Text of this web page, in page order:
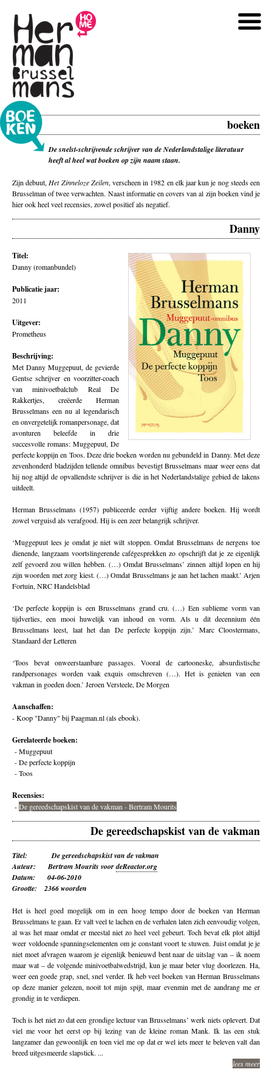
boeken
De snelst-schrijvende schrijver van de Nederlandstalige literatuur
heeft al heel wat boeken op zijn naam staan.
Zijn debuut, Het Zinneloze Zeilen, verscheen in 1982 en elk jaar kun je nog steeds een
Brusselman of twee verwachten. Naast informatie en covers van al zijn boeken vind je
hier ook heel veel recensies, zowel positief als negatief.
Danny
Titel:
Danny (romanbundel)
Publicatie jaar:
2011
Uitgever:
Prometheus
Beschrijving:
Met Danny Muggepuut, de gevierde
Gentse schrijver en voorzitter-coach
van minivoetbalclub Real De
Rakkertjes, creëerde Herman
Brusselmans een nu al legendarisch
en onvergetelijk romanpersonage, dat
avonturen beleefde in drie
succesvolle romans: Muggepuut, De
perfecte koppijn en Toos. Deze drie boeken worden nu gebundeld in Danny. Met deze
zevenhonderd bladzijden tellende omnibus bevestigt Brusselmans maar weer eens dat
hij nog altijd de opvallendste schrijver is die in het Nederlandstalige gebied de lakens
uitdeelt.
Herman Brusselmans (1957) publiceerde eerder vijftig andere boeken. Hij wordt
zowel verguisd als verafgood. Hij is een zeer belangrijk schrijver.
‘Muggepuut lees je omdat je niet wilt stoppen. Omdat Brusselmans de nergens toe
dienende, langzaam voortslingerende cafégesprekken zo opschrijft dat je ze eigenlijk
zelf gevoerd zou willen hebben. (…) Omdat Brusselmans’ zinnen altijd lopen en hij
zijn woorden met zorg kiest. (…) Omdat Brusselmans je aan het lachen maakt.’ Arjen
Fortuin, NRC Handelsblad
‘De perfecte koppijn is een Brusselmans grand cru. (…) Een sublieme vorm van
tijdverlies, een mooi huwelijk van inhoud en vorm. Als u dit decennium één
Brusselmans leest, laat het dan De perfecte koppijn zijn.’ Marc Cloostermans,
Standaard der Letteren
‘Toos bevat onweerstaanbare passages. Vooral de cartooneske, absurdistische
randpersonages worden vaak exquis omschreven (…). Het is genieten van een
vakman in goeden doen.’ Jeroen Versteele, De Morgen
Aanschaffen:
-Koop "Danny" bij Paagman.nl (als ebook).
Gerelateerde boeken:
-Muggepuut
-De perfecte koppijn
-Toos
Recensies:
-De gereedschapskist van de vakman - Bertram Mourits
De gereedschapskist van de vakman
Titel: De gereedschapskist van de vakman
Auteur: Bertram Mourits voordeReactor.org
Datum: 04-06-2010
Grootte: 2366 woorden
Het is heel goed mogelijk om in een hoog tempo door de boeken van Herman
Brusselmans te gaan. Er valt veel te lachen en de verhalen laten zich eenvoudig volgen,
al was het maar omdat er meestal niet zo heel veel gebeurt. Toch bevat elk plot altijd
weer voldoende spanningselementen om je constant voort te stuwen. Juist omdat je je
niet moet afvragen waarom je eigenlijk benieuwd bent naar de uitslag van – ik noem
maar wat – de volgende minivoetbalwedstrijd, kun je maar beter vlug doorlezen. Ha,
weer een goede grap, snel, snel verder. Ik heb veel boeken van Herman Brusselmans
op deze manier gelezen, nooit tot mijn spijt, maar evenmin met de aandrang me er
grondig in te verdiepen.
Toch is het niet zo dat een grondige lectuur van Brusselmans’ werk niets oplevert. Dat
viel me voor het eerst op bij lezing van de kleine roman Mank. Ik las een stuk
langzamer dan gewoonlijk en toen viel me op dat er wel iets meer te beleven valt dan
breed uitgesmeerde slapstick. ...
lees meer